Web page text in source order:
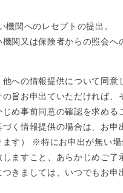
機関へのレセプトの提出。
関又は保険者からの照会へ
への情報提供について同意
旨お申出ていただければ、
め事前同意の確認を求める
づく情報提供の場合は、お
ます） ※特にお申出が無い場
しますこと、あらかじめご
つきましては、いつでもお申